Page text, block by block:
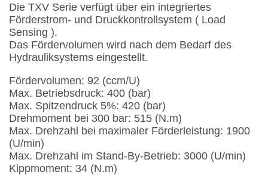
Die TXV Serie verfügt über ein integriertes
Förderstrom- und Druckkontrollsystem ( Load
Sensing ).
Das Fördervolumen wird nach dem Bedarf des
Hydrauliksystems eingestellt.
Fördervolumen: 92 (ccm/U)
Max. Betriebsdruck: 400 (bar)
Max. Spitzendruck 5%: 420 (bar)
Drehmoment bei 300 bar: 515 (N.m)
Max. Drehzahl bei maximaler Förderleistung: 1900
(U/min)
Max. Drehzahl im Stand-By-Betrieb: 3000 (U/min)
Kippmoment: 34 (N.m)